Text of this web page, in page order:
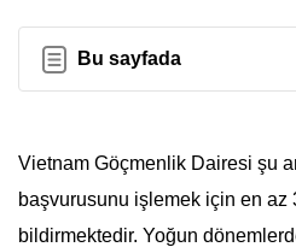
Bu sayfada
Vietnam Göçmenlik Dairesi şu
başvurusunu işlemek için en az
bildirmektedir. Yoğun